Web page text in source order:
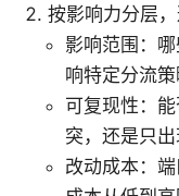
按影响力分层
影响范围：
响特定分流策
可复现性：
突，还是只出
改动成本：